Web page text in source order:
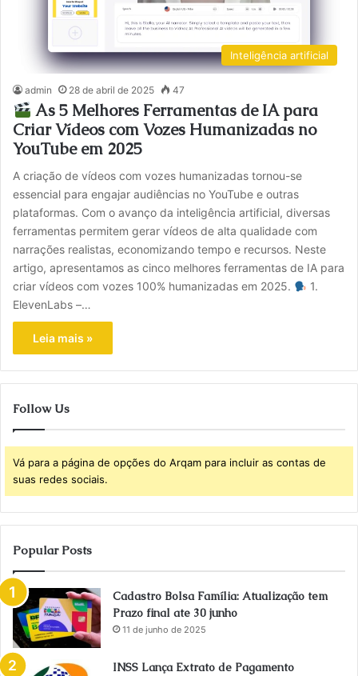
Inteligência artificial
admin 28 de abril de 2025 47
As 5 Melhores Ferramentas de IA para
Criar Vídeos com Vozes Humanizadas no
YouTube em 2025
A criação de vídeos com vozes humanizadas tornou-se
essencial para engajar audiências no YouTube e outras
plataformas. Com o avanço da inteligência artificial, diversas
ferramentas permitem gerar vídeos de alta qualidade com
narrações realistas, economizando tempo e recursos. Neste
artigo, apresentamos as cinco melhores ferramentas de IA para
criar vídeos com vozes 100% humanizadas em 2025.
1.
ElevenLabs –…
Leia mais »
Follow Us
Vá para a página de opções do Arqam para incluir as contas de
suas redes sociais.
Popular Posts
Cadastro Bolsa Família: Atualização tem
Prazo final ate 30 junho
11 de junho de 2025
INSS Lança Extrato de Pagamento